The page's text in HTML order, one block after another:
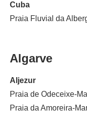
Cuba
Praia Fluvial da
Algarve
Aljezur
Praia de Odeceixe-
Praia da Amoreira-